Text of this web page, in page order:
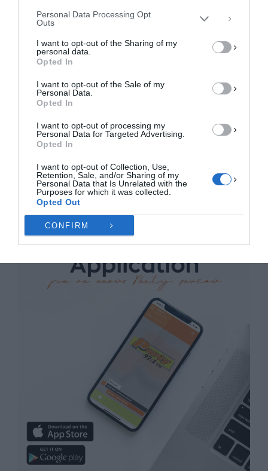
Personal Data Processing Opt
Outs
I want to opt-out of the Sharing of my
personal data.
Opted In
I want to opt-out of the Sale of my
Personal Data.
Opted In
I want to opt-out of processing my
Personal Data for Targeted Advertising.
Opted In
I want to opt-out of Collection, Use,
Retention, Sale, and/or Sharing of my
Personal Data that Is Unrelated with the
Purposes for which it was collected.
Opted Out
CONFIRM
αρνητικά ορισμένες λειτουργίες και δυνατότητες.
ΠΡΟΒΟΛΉ ΠΡΟΤΙΜΉΣΕΩΝ
Πολιτική Cookies